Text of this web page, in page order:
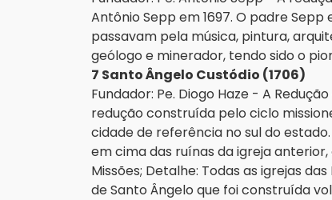
Antônio Sepp em 1697. O padre
passavam pela música, pintura,
geólogo e minerador, tendo sido o
7 Santo Ângelo Custódio (1706)
Fundador: Pe. Diogo Haze - A
redução construída pelo ciclo
cidade de referência no sul do
em cima das ruínas da igreja
Missões; Detalhe: Todas as igrejas
de Santo Ângelo que foi construída